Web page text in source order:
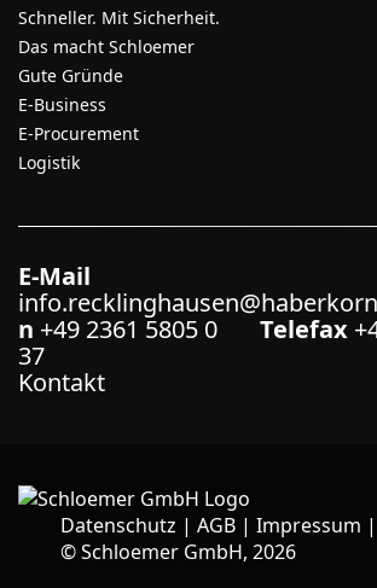
Schneller. Mit Sicherheit.
Das macht Schloemer
Gute Gründe
E-Business
E-Procurement
Logistik
E-Mail
n +49 2361 5805 0 Telefax
37
Kontakt
Datenschutz | AGB | Impressum |
©Schloemer GmbH, 2026